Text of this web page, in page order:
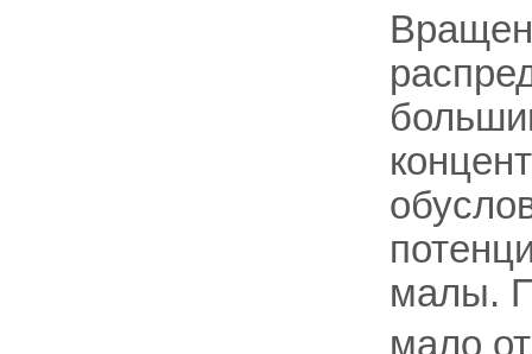
малы.
мало